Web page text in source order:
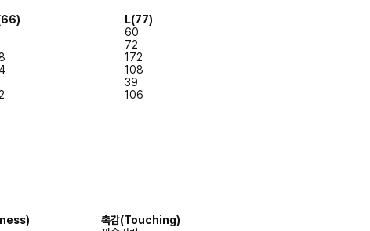
L(77)
60
72
172
108
39
106
촉감(Touching)